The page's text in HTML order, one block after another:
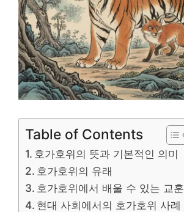
Table of Contents
호가호위의 뜻과 기본적인 의미
호가호위의 유래
호가호위에서 배울 수 있는 교훈
현대 사회에서의 호가호위 사례